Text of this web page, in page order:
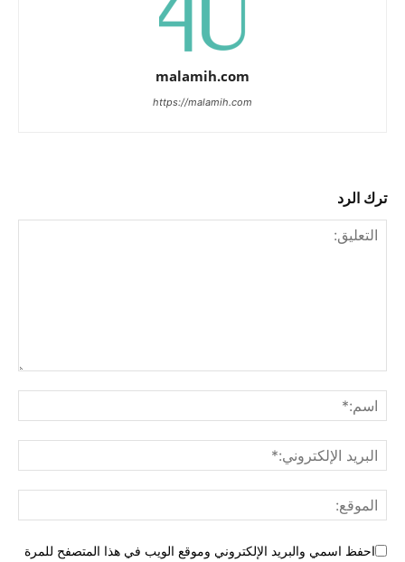
malamih.com
https://malamih.com
ترك الرد
احفظ اسمي والبريد الإلكتروني وموقع الويب في هذا المتصفح للمرة